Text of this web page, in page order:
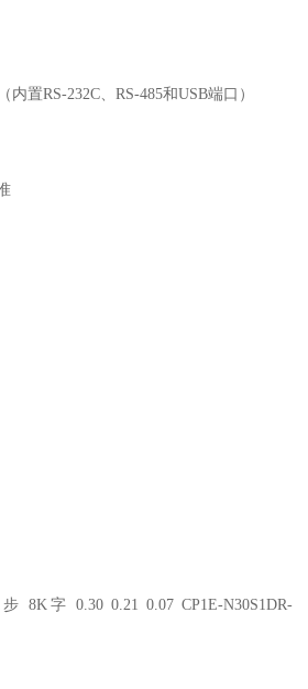
内置RS-232C、RS-485和USB端口）
8K字 0.30 0.21 0.07 CP1E-N30S1DR-